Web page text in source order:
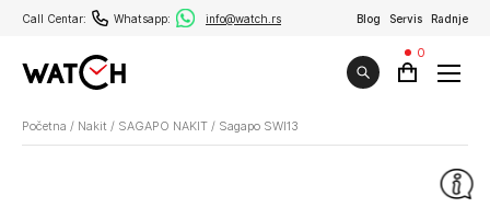
Call Centar: Whatsapp: info@watch.rs Blog Servis Radnje
0
Početna / Nakit / SAGAPO NAKIT / Sagapo SWI13